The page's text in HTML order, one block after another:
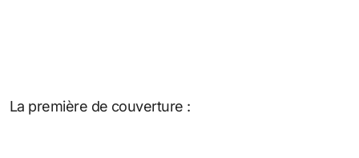
La première de couverture :